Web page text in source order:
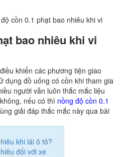
cồn 0.1 phạt bao nhiêu khi vi
bao nhiêu khi vi
khiển các phương tiện giao
dụng đồ uống có cồn khi tham gia
người vẫn luôn thắc mắc liệu
nếu có thì nồng độ cồn 0.1
giải đáp thắc mắc này qua bài
khi lái ô tô?
đối với xe